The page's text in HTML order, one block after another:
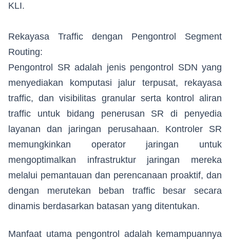
KLI.
Rekayasa Traffic dengan Pengontrol Segment
Routing:
Pengontrol SR adalah jenis pengontrol SDN yang
menyediakan komputasi jalur terpusat, rekayasa
traffic, dan visibilitas granular serta kontrol aliran
traffic untuk bidang penerusan SR di penyedia
layanan dan jaringan perusahaan. Kontroler SR
memungkinkan operator jaringan untuk
mengoptimalkan infrastruktur jaringan mereka
melalui pemantauan dan perencanaan proaktif, dan
dengan merutekan beban traffic besar secara
dinamis berdasarkan batasan yang ditentukan.
Manfaat utama pengontrol adalah kemampuannya